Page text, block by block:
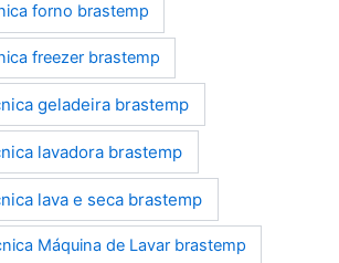
forno brastemp
freezer brastemp
geladeira brastemp
lavadora brastemp
lava e seca brastemp
Máquina de Lavar brastemp